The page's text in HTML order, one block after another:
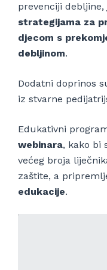
prevenciji debljine,
strategijama za
djecom s
debljinom.
Dodatni doprinos
iz stvarne
Edukativni
webinara, kako bi
većeg broja
zaštite, a
edukacije.